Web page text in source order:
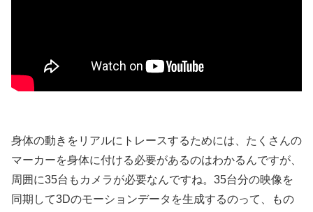
身体の動きをリアルにトレースするためには、たくさんの
マーカーを身体に付ける必要があるのはわかるんですが、
周囲に35台もカメラが必要なんですね。35台分の映像を
同期して3Dのモーションデータを生成するのって、もの